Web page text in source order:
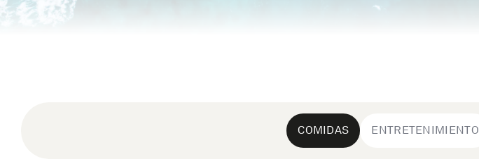
COMIDAS ENTRETENIMIENTO